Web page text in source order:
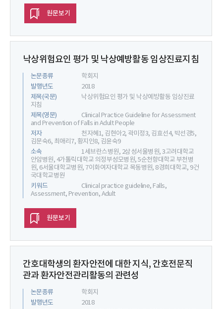
원문보기
낙상위험요인 평가 및 낙상예방활동 임상진료지침
논문종류
학회지
발행년도
2018
제목(국문)
낙상위험요인 평가 및 낙상예방활동 임상진료
지침
제목(영문)
Clinical Practice Guideline for Assessment
and Prevention of Falls in Adult People
저자
천자혜1, 김현아2, 곽미정3, 김효선4, 박선경5,
김문숙6, 최애리7, 황지인8, 김윤숙9
소속
1세브란스병원, 2삼성서울병원, 3고려대학교
안암병원, 4가톨릭대학교 의정부성모병원, 5순천향대학교 부천병
원, 6서울대학교병원, 7이화여자대학교 목동병원, 8경희대학교, 9건
국대학교병원
키워드
Clinical practice guideline, Falls,
Assessment, Prevention, Adult
원문보기
간호대학생의 환자안전에 대한 지식, 간호전문직
관과 환자안전관리활동의 관련성
논문종류
학회지
발행년도
2018